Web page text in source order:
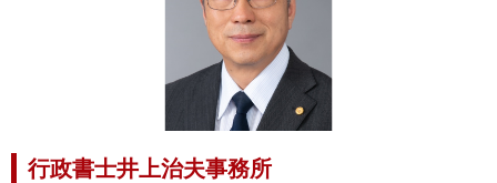
行政書士井上治夫事務所